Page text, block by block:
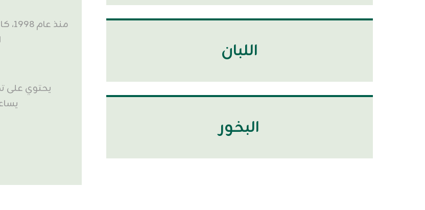
اللبان
البخور
يحتوي على